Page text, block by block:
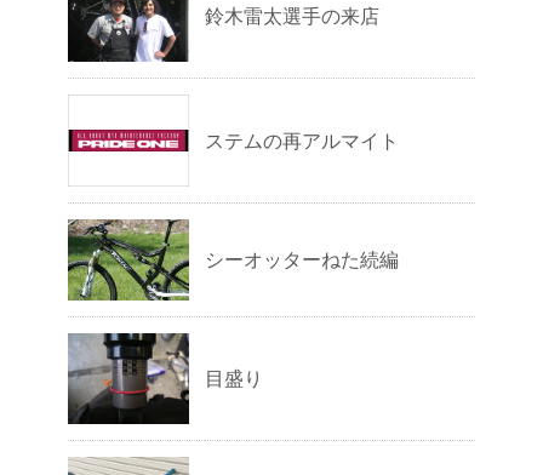
鈴木雷太選手の来店
ステムの再アルマイト
シーオッターねた続編
目盛り